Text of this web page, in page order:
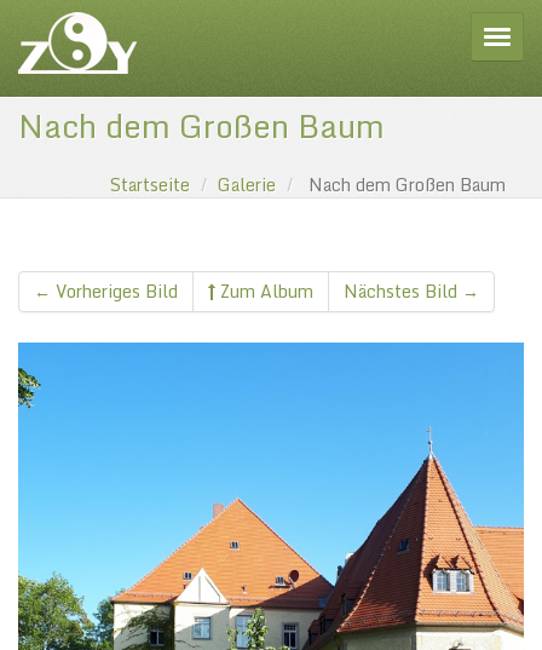
Nach dem Großen Baum
Startseite Galerie Nach dem Großen Baum
← Vorheriges Bild Zum Album Nächstes Bild →